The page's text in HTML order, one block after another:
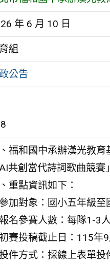
年 6 月 10 日
組
公告
福和國中承辦漢光教
共創當代詩詞歌曲競賽
重點資訊如下：
加對象：國小五年級至
名參賽人數：每隊1-3人
賽投稿截止日：115年9
件方式：採線上表單投